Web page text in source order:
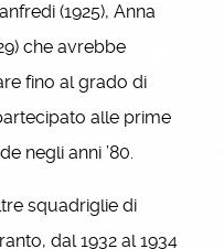
(1925), Anna
che avrebbe
fino al grado di
alle prime
negli anni ’80.
squadriglie di
dal 1932 al 1934